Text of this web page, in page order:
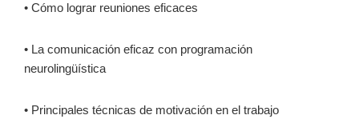
• Cómo lograr reuniones eficaces
• La comunicación eficaz con programación
neurolingüística
• Principales técnicas de motivación en el trabajo